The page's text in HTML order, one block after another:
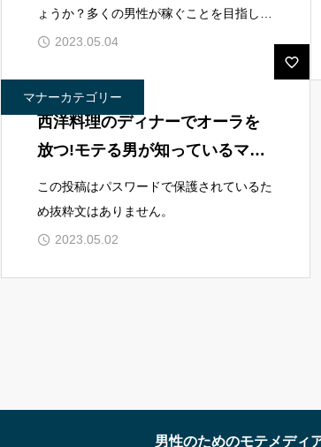
ょうか？多くの男性が稼ぐことを目指して
いますが、それだけでお金持ちになること
成功するた
2023.05.04
マナーカテゴリー
西洋料理のディナーでオーラを
放つ!モテる男が知っているマナ
ーや知識
この投稿はパスワードで保護されているた
め抜粋文はありません。
2023.05.02
男性のためのモテメデ